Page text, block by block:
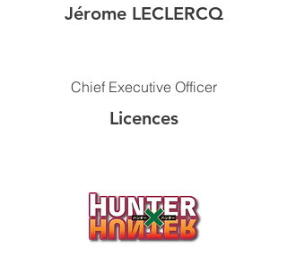
Jérome LECLERCQ
Chief Executive Officer
Licences